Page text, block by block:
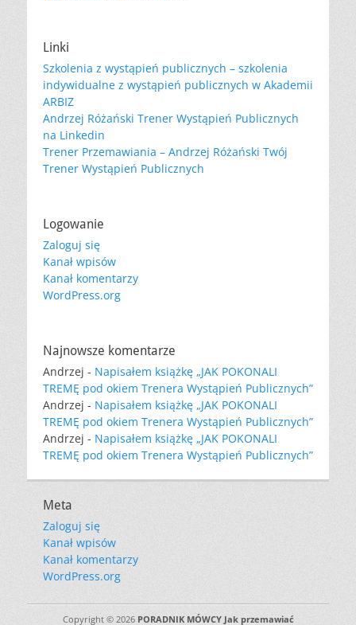
Linki
Szkolenia z wystąpień publicznych – szkolenia
indywidualne z wystąpień publicznych w Akademii
ARBIZ
Andrzej Różański Trener Wystąpień Publicznych
na Linkedin
Trener Przemawiania – Andrzej Różański Twój
Trener Wystąpień Publicznych
Logowanie
Zaloguj się
Kanał wpisów
Kanał komentarzy
WordPress.org
Najnowsze komentarze
Andrzej - Napisałem książkę „JAK POKONALI
TREMĘ pod okiem Trenera Wystąpień Publicznych”
Andrzej - Napisałem książkę „JAK POKONALI
TREMĘ pod okiem Trenera Wystąpień Publicznych”
Andrzej - Napisałem książkę „JAK POKONALI
TREMĘ pod okiem Trenera Wystąpień Publicznych”
Meta
Zaloguj się
Kanał wpisów
Kanał komentarzy
WordPress.org
Copyright © 2026 PORADNIK MÓWCY Jak przemawiać